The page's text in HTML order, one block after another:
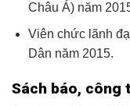
Châu Á) năm
Viên chức lãnh
Dân năm 2015.
Sách báo, công